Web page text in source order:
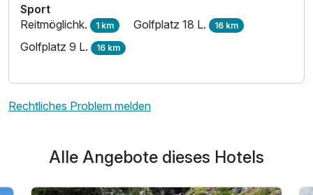
Sport
Reitmöglichk. 1 km Golfplatz 18 L. 16 km
Golfplatz 9 L. 16 km
Rechtliches Problem melden
Alle Angebote dieses Hotels